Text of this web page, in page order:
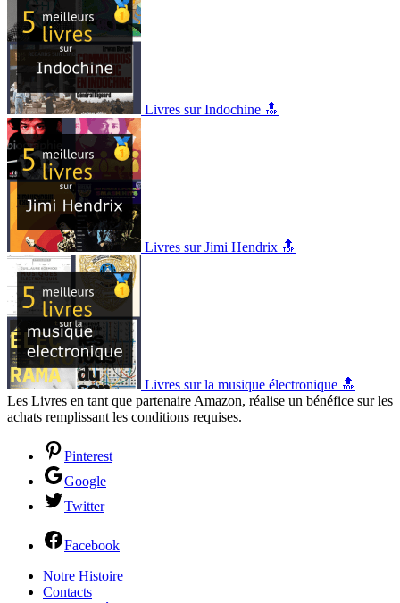
Livres sur Indochine 🔝
Livres sur Jimi Hendrix 🔝
Livres sur la musique électronique 🔝
Les Livres en tant que partenaire Amazon, réalise un bénéfice sur les
achats remplissant les conditions requises.
Pinterest
Google
Twitter
Facebook
Notre Histoire
Contacts